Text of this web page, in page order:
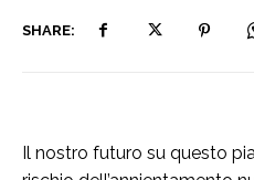
SHARE:
Il nostro futuro su questo